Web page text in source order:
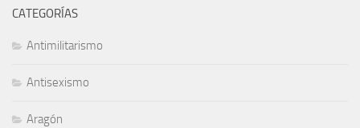
CATEGORÍAS
Antimilitarismo
Antisexismo
Aragón